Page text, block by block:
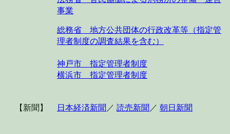
事業
総務省 地方公共団体の行政改革等（指定管
理者制度の調査結果を含む）
神戸市 指定管理者制度
横浜市 指定管理者制度
【新聞】 日本経済新聞 ／ 読売新聞 ／ 朝日新聞